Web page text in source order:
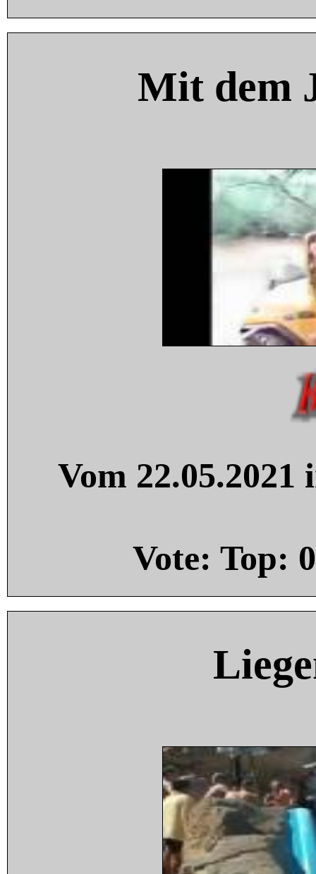
Mit dem
Vom
Vote: Top: 0